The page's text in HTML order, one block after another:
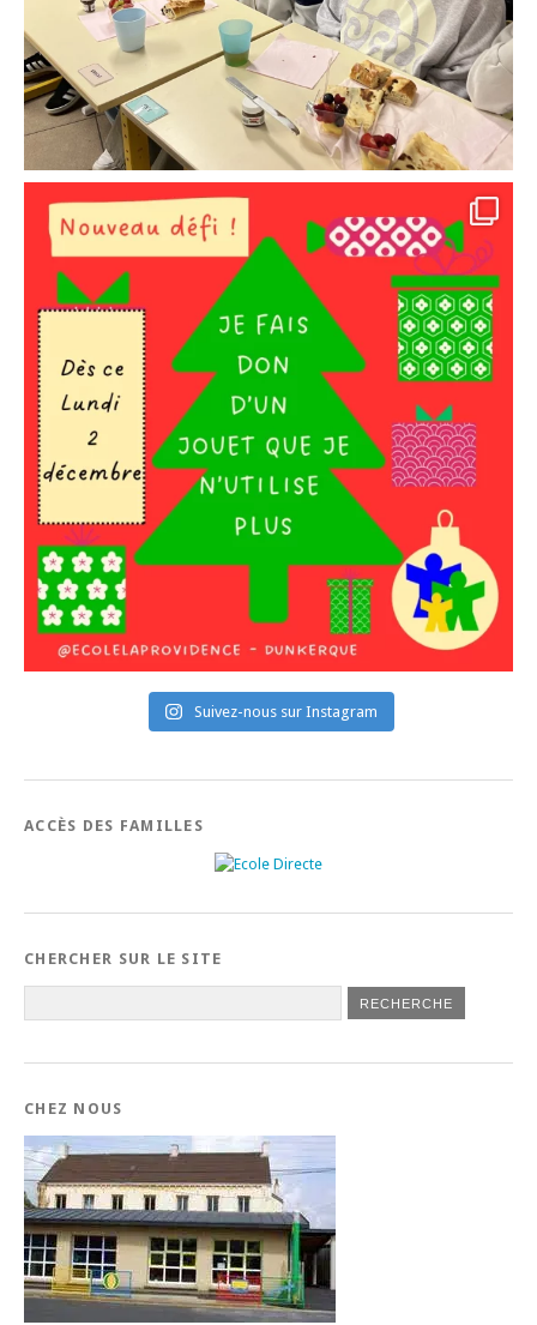
Suivez-nous sur Instagram
ACCÈS DES FAMILLES
CHERCHER SUR LE SITE
CHEZ NOUS